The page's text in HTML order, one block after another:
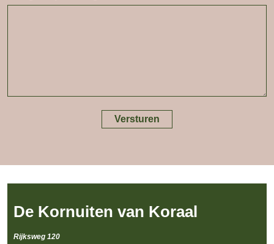
De Kornuiten van Koraal
Rijksweg 120